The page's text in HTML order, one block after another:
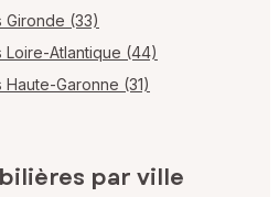
Gironde (33)
Loire-Atlantique (44)
Garonne (31)
par ville